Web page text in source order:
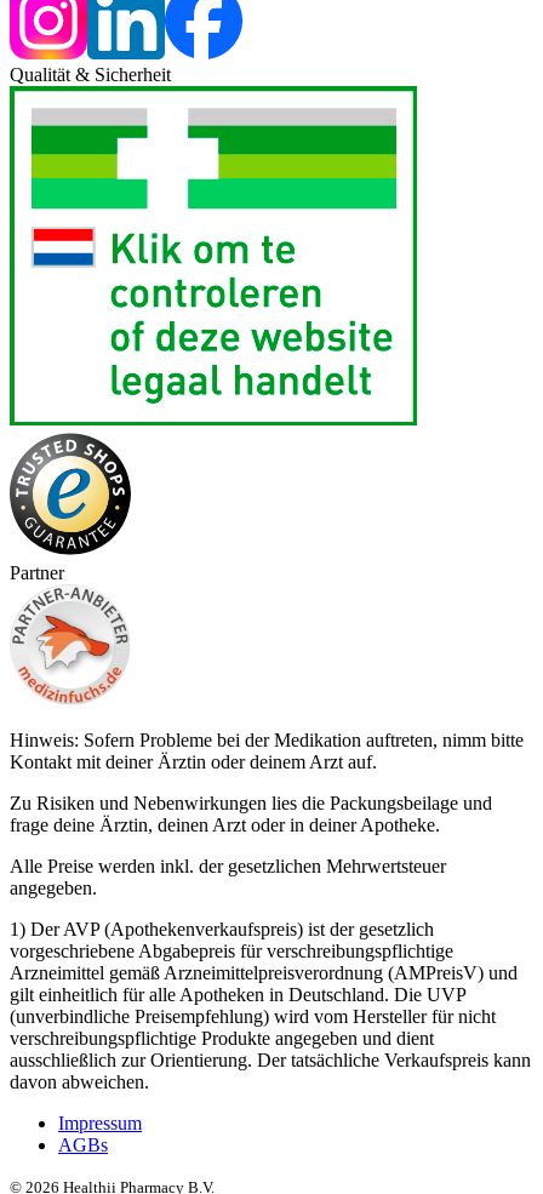
Qualität & Sicherheit
Partner
Hinweis: Sofern Probleme bei der Medikation auftreten, nimm bitte
Kontakt mit deiner Ärztin oder deinem Arzt auf.
Zu Risiken und Nebenwirkungen lies die Packungsbeilage und
frage deine Ärztin, deinen Arzt oder in deiner Apotheke.
Alle Preise werden inkl. der gesetzlichen Mehrwertsteuer
angegeben.
1) Der AVP (Apothekenverkaufspreis) ist der gesetzlich
vorgeschriebene Abgabepreis für verschreibungspflichtige
Arzneimittel gemäß Arzneimittelpreisverordnung (AMPreisV) und
gilt einheitlich für alle Apotheken in Deutschland. Die UVP
(unverbindliche Preisempfehlung) wird vom Hersteller für nicht
verschreibungspflichtige Produkte angegeben und dient
ausschließlich zur Orientierung. Der tatsächliche Verkaufspreis kann
davon abweichen.
Impressum
AGBs
© 2026 Healthii Pharmacy B.V.